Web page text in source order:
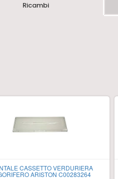
Ricambi
CASSETTO VERDURIERA
ARISTON C00283264